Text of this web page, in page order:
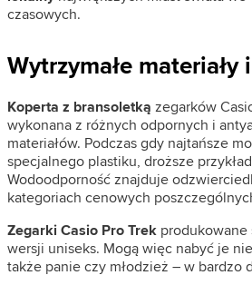
czasowych.
Wytrzymałe materiały
Koperta z bransoletką zegarków
wykonana z różnych odpornych i
materiałów. Podczas gdy najtańsze
specjalnego plastiku, droższe
Wodoodporność znajduje
kategoriach cenowych
Zegarki Casio Pro Trek produkowane
wersji uniseks. Mogą więc nabyć je
także panie czy młodzież – w bardzo